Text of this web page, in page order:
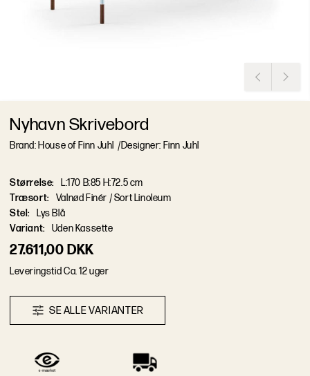
27.611,00 DKK
Leveringstid Ca. 12 uger
Nyhavn Skrivebord
Brand: House of Finn Juhl /Designer: Finn Juhl
SEALLEVAR ANTER
Størrelse:
L:170 B:85 H:72.5 cm
Træsort:
Valnød Finér / Sort Linoleum
Stel:
Lys Blå
Variant: Uden Kassette
MØBELHUSENE